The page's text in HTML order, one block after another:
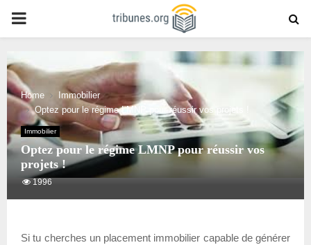
PRIMARY
Home
Immobilier
Optez pour le régime LMNP pour réussir vos projets !
Immobilier
Optez pour le régime LMNP pour réussir vos
projets !
1996
Si tu cherches un placement immobilier capable de générer